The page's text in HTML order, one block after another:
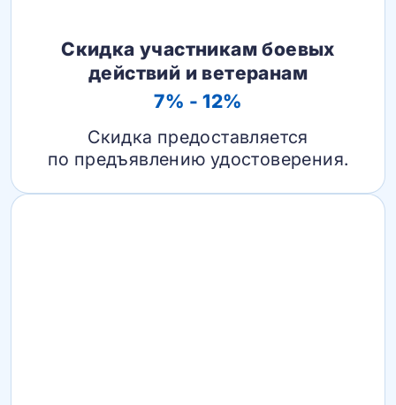
Скидка участникам боевых
действий и ветеранам
7% - 12%
Скидка предоставляется
по предъявлению удостоверения.